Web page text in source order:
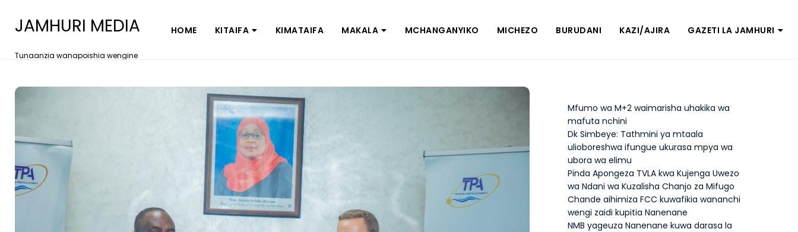
JAMHURI MEDIA
Tunaanzia wanapoishia wengine
HOME KITAIFA KIMATAIFA MAKALA MCHANGANYIKO MICHEZO BURUDANI KAZI/AJIRA GAZETI LA JAMHURI
Mfumo wa M+2 waimarisha uhakika wa
mafuta nchini
Dk Simbeye: Tathmini ya mtaala
ulioboreshwa ifungue ukurasa mpya wa
ubora wa elimu
Pinda Apongeza TVLA kwa Kujenga Uwezo
wa Ndani wa Kuzalisha Chanjo za Mifugo
Chande aihimiza FCC kuwafikia wananchi
wengi zaidi kupitia Nanenane
NMB yageuza Nanenane kuwa darasa la